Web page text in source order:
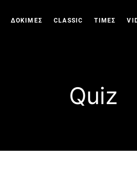
ΔΟΚΙΜΕΣ CLASSIC ΤΙΜΕΣ
Quiz